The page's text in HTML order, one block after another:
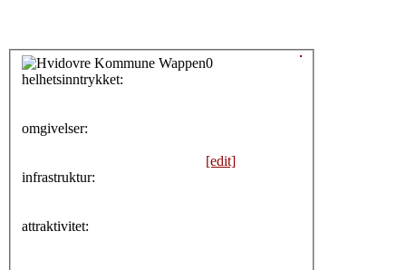
helhetsinntrykket:
omgivelser:
infrastruktur:
attraktivitet:
0
[edit]